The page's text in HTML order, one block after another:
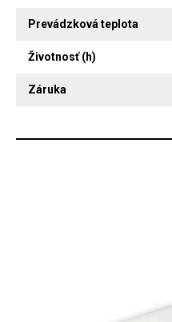
Prevádzková teplota
Životnosť (h)
Záruka